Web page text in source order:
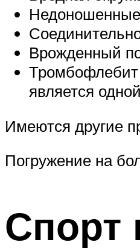
Врожденный
Тромбофлебит
является
Имеются другие
Погружение на
Спорт